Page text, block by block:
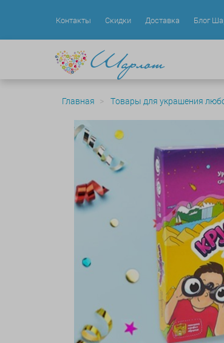
Контакты Скидки Доставка Блог
Главная Товары для украшения